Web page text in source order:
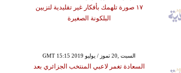
١٧ صورة تلهمك بأفكار غير تقليدية لتزيين
البلكونة الصغيرة
GMT 15:15 2019 السبت ,20 تموز / يوليو
السعادة تغمر لاعبي المنتخب الجزائري بعد